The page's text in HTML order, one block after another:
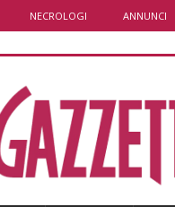
NECROLOGI ANNUNCI